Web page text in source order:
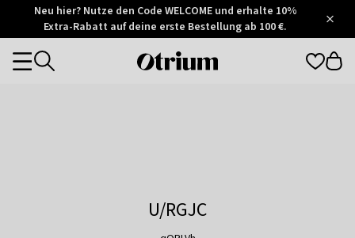
Otrium
Trustpilot
Neu hier? Nutze den Code WELCOME und erhalte 10%
Extra-Rabatt auf deine erste Bestellung ab 100 €.
Otrium
Categories
U/RGJC